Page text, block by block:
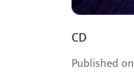
CD
Published on